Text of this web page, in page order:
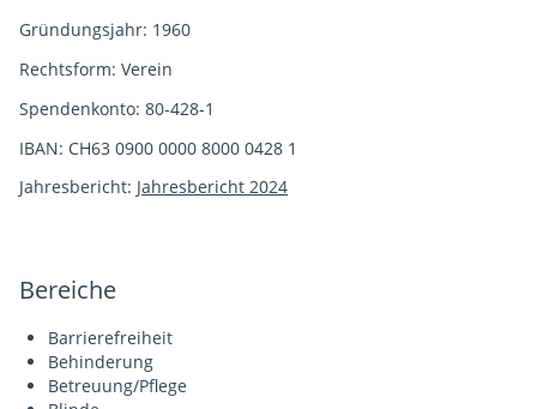
Gründungsjahr: 1960
Rechtsform: Verein
Spendenkonto: 80-428-1
IBAN: CH63 0900 0000 8000 0428 1
Jahresbericht: Jahresbericht 2024
Bereiche
Barrierefreiheit
Behinderung
Betreuung/Pflege